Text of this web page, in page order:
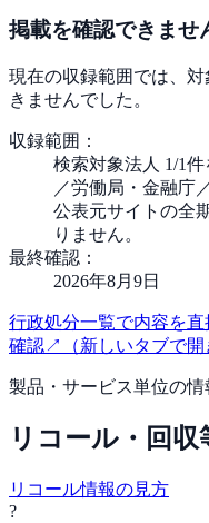
掲載を確認できませ
現在の収録範囲では、
きませんでした。
収録範囲：
検索対象法人 1/1
／労働局・金融庁
公表元サイトの全
りません。
最終確認：
2026年8月9日
行政処分一覧で内容を直
確認↗ （新しいタブで開
製品・サービス単位の情
リコール・回収
リコール情報の見方
?